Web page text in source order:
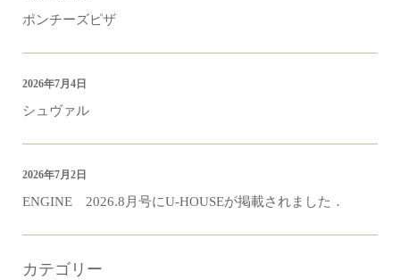
ポンチーズピザ
シュヴァル
2026年7月4日
ENGINE 2026.8月号にU-HOUSEが掲載されました．
2026年7月2日
カテゴリー